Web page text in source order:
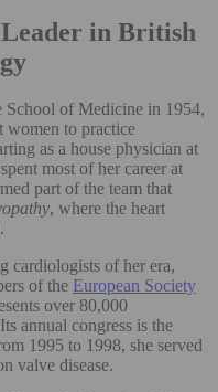
in British
School of Medicine in 1954,
women to practice
as a house physician at
most of her career at
part of the team that
, where the heart
cardiologists of her era,
of the European Society
over 80,000
annual congress is the
1995 to 1998, she served
valve disease.